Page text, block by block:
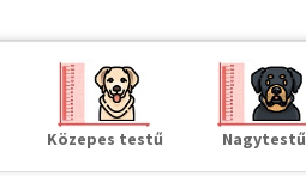
Közepes testű Nagytestű